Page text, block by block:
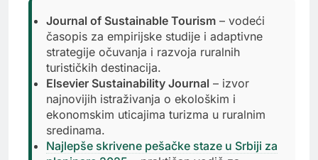
Journal of Sustainable Tourism – vodeći
časopis za empirijske studije i adaptivne
strategije očuvanja i razvoja ruralnih
turističkih destinacija.
Elsevier Sustainability Journal – izvor
najnovijih istraživanja o ekološkim i
ekonomskim uticajima turizma u ruralnim
sredinama.
Najlepše skrivene pešačke staze u Srbiji za